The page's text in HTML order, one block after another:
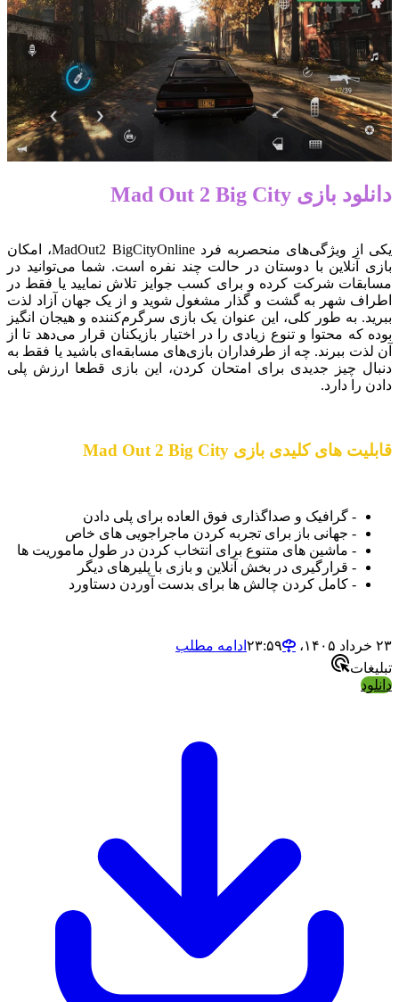
دانلود بازی Mad Out 2 Big City
یکی از ویژگی‌های منحصربه فرد MadOut2 BigCityOnline، امکان
بازی آنلاین با دوستان در حالت چند نفره است. شما می‌توانید در
مسابقات شرکت کرده و برای کسب جوایز تلاش نمایید یا فقط در
اطراف شهر به گشت و گذار مشغول شوید و از یک جهان آزاد لذت
ببرید. به طور کلی، این عنوان یک بازی سرگرم‌کننده و هیجان انگیز
بوده که محتوا و تنوع زیادی را در اختیار بازیکنان قرار می‌دهد تا از
آن لذت ببرند. چه از طرفداران بازی‌های مسابقه‌ای باشید یا فقط به
دنبال چیز جدیدی برای امتحان کردن، این بازی قطعا ارزش پلی
دادن را دارد.
قابلیت های کلیدی بازی Mad Out 2 Big City
- گرافیک و صداگذاری فوق العاده برای پلی دادن
- جهانی باز برای تجربه کردن ماجراجویی های خاص
- ماشین های متنوع برای انتخاب کردن در طول ماموریت ها
- قرارگیری در بخش آنلاین و بازی با پلیرهای دیگر
- کامل کردن چالش ها برای بدست آوردن دستاورد
۲۳ خرداد ۱۴۰۵،‏ ۲۳:۵۹
ادامه مطلب
تبلیغات
دانلود